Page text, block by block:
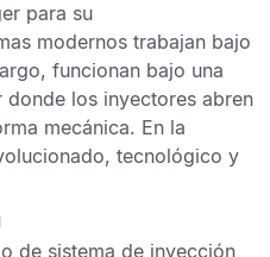
para su
modernos trabajan bajo
funcionan bajo una
los inyectores abren
mecánica. En la
tecnológico y
de sistema de inyección